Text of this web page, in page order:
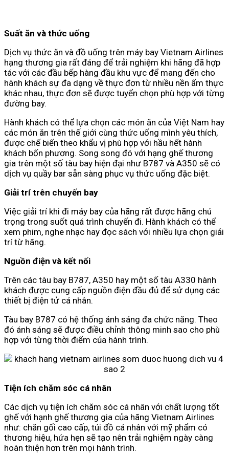
Suất ăn và thức uống
Dịch vụ thức ăn và đồ uống trên máy bay Vietnam Airlines
hạng thương gia rất đáng để trải nghiệm khi hãng đã hợp
tác với các đầu bếp hàng đầu khu vực để mang đến cho
hành khách sự đa dạng về thực đơn từ nhiều nền ẩm thực
khác nhau, thực đơn sẽ được tuyển chọn phù hợp với từng
đường bay.
Hành khách có thể lựa chọn các món ăn của Việt Nam hay
các món ăn trên thế giới cùng thức uống mình yêu thích,
được chế biến theo khẩu vị phù hợp với hầu hết hành
khách bốn phương. Song song đó với hạng ghế thương
gia trên một số tàu bay hiện đại như B787 và A350 sẽ có
dịch vụ quầy bar sẵn sàng phục vụ thức uống đặc biệt.
Giải trí trên chuyến bay
Việc giải trí khi đi máy bay của hãng rất được hãng chú
trọng trong suốt quá trình chuyến đi. Hành khách có thể
xem phim, nghe nhạc hay đọc sách với nhiều lựa chọn giải
trí từ hãng.
Nguồn điện và kết nối
Trên các tàu bay B787, A350 hay một số tàu A330 hành
khách được cung cấp nguồn điện đầu đủ để sử dụng các
thiết bị điện tử cá nhân.
Tàu bay B787 có hệ thống ánh sáng đa chức năng. Theo
đó ánh sáng sẽ được điều chỉnh thông minh sao cho phù
hợp với từng thời điểm của hành trình.
Tiện ích chăm sóc cá nhân
Các dịch vụ tiện ích chăm sóc cá nhân với chất lượng tốt
ghế với hạnh ghế thương gia của hãng Vietnam Airlines
như: chăn gối cao cấp, túi đồ cá nhân với mỹ phẩm có
thương hiệu, hứa hẹn sẽ tạo nên trải nghiệm ngày càng
hoàn thiện hơn trên mọi hành trình.